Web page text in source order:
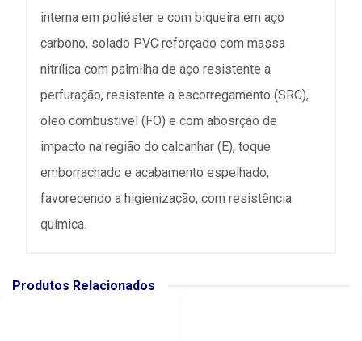
interna em poliéster e com biqueira em aço
carbono, solado PVC reforçado com massa
nitrílica com palmilha de aço resistente a
perfuração, resistente a escorregamento (SRC),
óleo combustível (FO) e com abosrção de
impacto na região do calcanhar (E), toque
emborrachado e acabamento espelhado,
favorecendo a higienização, com resistência
química.
Produtos Relacionados